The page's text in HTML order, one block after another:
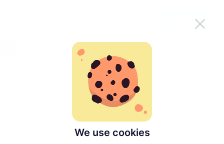
We use cookies
Lähetä meille viesti!